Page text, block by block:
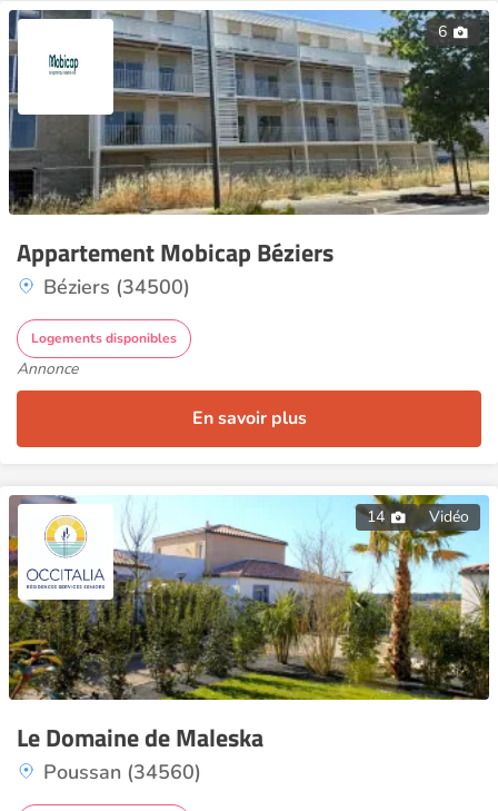
6
Appartement Mobicap Béziers
Béziers (34500)
Logements disponibles
Annonce
En savoir plus
14 Vidéo
Le Domaine de Maleska
Poussan (34560)